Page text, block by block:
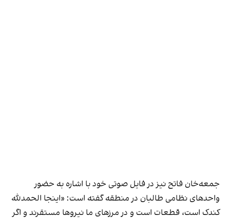
جمعه‌خان فاتح نیز در فایل صوتی خود با اشاره به حضور
واحدهای نظامی طالبان در منطقه گفته است: «اینجا الحمدلله
کندک است، قطعات است و در مرزهای ما نیروها مستقرند و اگر